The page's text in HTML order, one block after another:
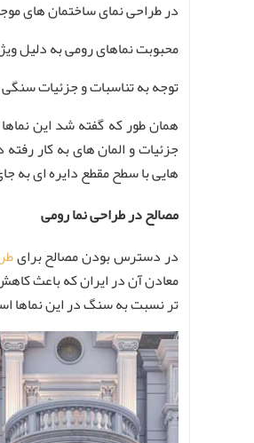
در طراحی نمای ساختمان های
محبوبت نماهای رومی به دلیل
توجه به تناسبات و جزئیات
همان طور که گفته شد این
جزئیات و المان های به کار رفته
هایی با سطح مقطع دایره ای به
مصالح در طراحی نما رومی
در دسترس بودن مصالح برای
معادن آن در ایران که باعث
تر نسبت به سنگ در این نماها